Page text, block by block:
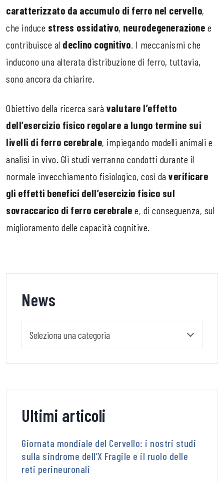
caratterizzato da accumulo di ferro nel cervello,
che induce stress ossidativo, neurodegenerazione e
contribuisce al declino cognitivo. I meccanismi che
inducono una alterata distribuzione di ferro, tuttavia,
sono ancora da chiarire.
Obiettivo della ricerca sarà valutare l’effetto
dell’esercizio fisico regolare a lungo termine sui
livelli di ferro cerebrale, impiegando modelli animali e
analisi in vivo. Gli studi verranno condotti durante il
normale invecchiamento fisiologico, così da verificare
gli effetti benefici dell’esercizio fisico sul
sovraccarico di ferro cerebrale e, di conseguenza, sul
miglioramento delle capacità cognitive.
News
Ultimi articoli
Giornata mondiale del Cervello: i nostri studi
sulla sindrome dell’X Fragile e il ruolo delle
reti perineuronali